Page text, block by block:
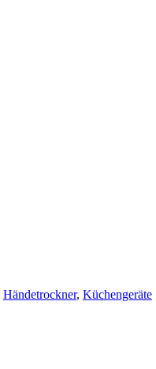
Händetrockner, Küchengeräte